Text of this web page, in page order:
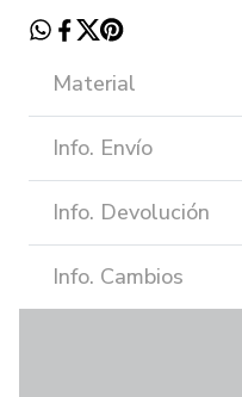
Material
Info. Envío
Info. Devolución
Info. Cambios